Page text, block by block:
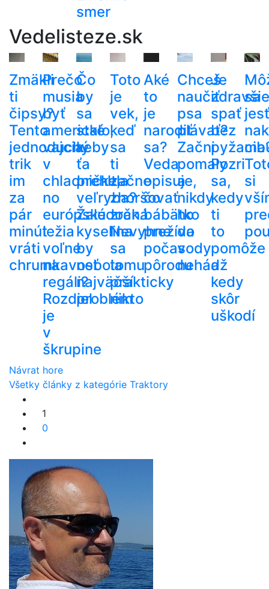
smer
Vedelisteze.sk
Zmäkli
ti
čipsy?
Tento
jednoduchý
trik
im
za
pár
minút
vráti
chrumkavosť
Prečo
musia
byť
americké
vajcia
v
chladničke,
no
európske
ležia
voľne
na
regáli?
Rozdiel
je
v
škrupine
Čo
by
sa
stalo,
keby
ťa
prehltla
veľryba?
Žalúdočná
kyselina
by
nebola
najväčší
problém
Toto
je
vek,
keď
sa
ti
začne
zhoršovať
zrak.
Nevyhne
sa
tomu
prakticky
nikto
Aké
to
je
narodiť
sa?
Veda
opisuje,
čo
bábätko
prežíva
počas
pôrodu
Chceš
naučiť
psa
plávať?
Začni
pomaly
a
nikdy
ho
do
vody
nehádž
Je
zdravšie
spať
bez
Pozri
sa,
kedy
ti
to
pomôže
a
kedy
skôr
uškodí
sa
jesť
si
Návrat hore
Všetky články z kategórie Traktory
1
0